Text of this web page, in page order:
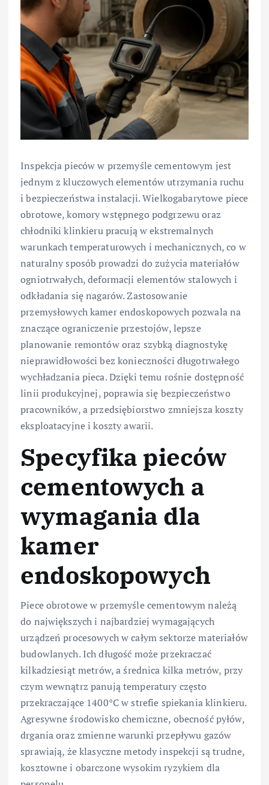
Inspekcja pieców w przemyśle cementowym jest
jednym z kluczowych elementów utrzymania ruchu
i bezpieczeństwa instalacji. Wielkogabarytowe piece
obrotowe, komory wstępnego podgrzewu oraz
chłodniki klinkieru pracują w ekstremalnych
warunkach temperaturowych i mechanicznych, co w
naturalny sposób prowadzi do zużycia materiałów
ogniotrwałych, deformacji elementów stalowych i
odkładania się nagarów. Zastosowanie
przemysłowych kamer endoskopowych pozwala na
znaczące ograniczenie przestojów, lepsze
planowanie remontów oraz szybką diagnostykę
nieprawidłowości bez konieczności długotrwałego
wychładzania pieca. Dzięki temu rośnie dostępność
linii produkcyjnej, poprawia się bezpieczeństwo
pracowników, a przedsiębiorstwo zmniejsza koszty
eksploatacyjne i koszty awarii.
Specyfika pieców
cementowych a
wymagania dla
kamer
endoskopowych
Piece obrotowe w przemyśle cementowym należą
do największych i najbardziej wymagających
urządzeń procesowych w całym sektorze materiałów
budowlanych. Ich długość może przekraczać
kilkadziesiąt metrów, a średnica kilka metrów, przy
czym wewnątrz panują temperatury często
przekraczające 1400°C w strefie spiekania klinkieru.
Agresywne środowisko chemiczne, obecność pyłów,
drgania oraz zmienne warunki przepływu gazów
sprawiają, że klasyczne metody inspekcji są trudne,
kosztowne i obarczone wysokim ryzykiem dla